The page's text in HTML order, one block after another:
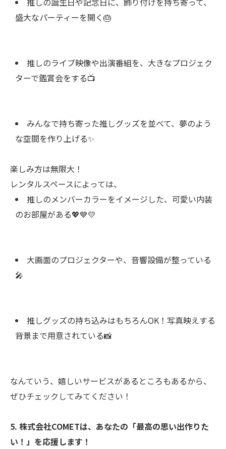
盛大なパーティーを開く🎂
推しのライブ映像や出演番組を、大きなプロジェク
ターで鑑賞会をする📺
みんなで持ち寄った推しグッズを並べて、夢のよう
な空間を作り上げる✨
楽しみ方は無限大！
レンタルスペースによっては、
推しのメンバーカラーをイメージした、可愛い内装
のお部屋がある💖💙💛
大画面のプロジェクターや、音響設備が整っている
🎤
推しグッズの持ち込みはもちろんOK！写真映えする
背景まで用意されている📸
なんていう、嬉しいサービスがあるところもあるから、
ぜひチェックしてみてください！
5. 株式会社COMETは、あなたの「最高の思い出作りた
い！」を応援します！